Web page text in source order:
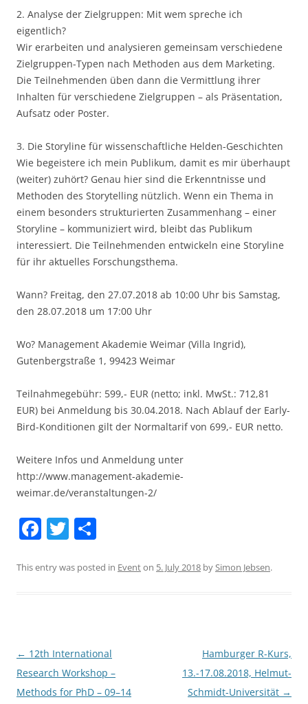
2. Analyse der Zielgruppen: Mit wem spreche ich
eigentlich?
Wir erarbeiten und analysieren gemeinsam verschiedene
Zielgruppen-Typen nach Methoden aus dem Marketing.
Die Teilnehmenden üben dann die Vermittlung ihrer
Inhalten für verschiedene Zielgruppen – als Präsentation,
Aufsatz oder Poster.
3. Die Storyline für wissenschaftliche Helden-Geschichten
Wie begeistere ich mein Publikum, damit es mir überhaupt
(weiter) zuhört? Genau hier sind die Erkenntnisse und
Methoden des Storytelling nützlich. Wenn ein Thema in
einem besonders strukturierten Zusammenhang – einer
Storyline – kommuniziert wird, bleibt das Publikum
interessiert. Die Teilnehmenden entwickeln eine Storyline
für ihr aktuelles Forschungsthema.
Wann? Freitag, den 27.07.2018 ab 10:00 Uhr bis Samstag,
den 28.07.2018 um 17:00 Uhr
Wo? Management Akademie Weimar (Villa Ingrid),
Gutenbergstraße 1, 99423 Weimar
Teilnahmegebühr: 599,- EUR (netto; inkl. MwSt.: 712,81
EUR) bei Anmeldung bis 30.04.2018. Nach Ablauf der Early-
Bird-Konditionen gilt der Normaltarif von 699,- EUR netto.
Weitere Infos und Anmeldung unter
http://www.management-akademie-
weimar.de/veranstaltungen-2/
F
c
o
k
T
itt ar
This entry was posted in Eventon 5. July 2018 bySimon Jebsen.
Post
navigation
← 12th International
Research Workshop –
Methods for PhD – 09–14
Hamburger R-Kurs,
13.-17.08.2018, Helmut-
Schmidt-Universität →